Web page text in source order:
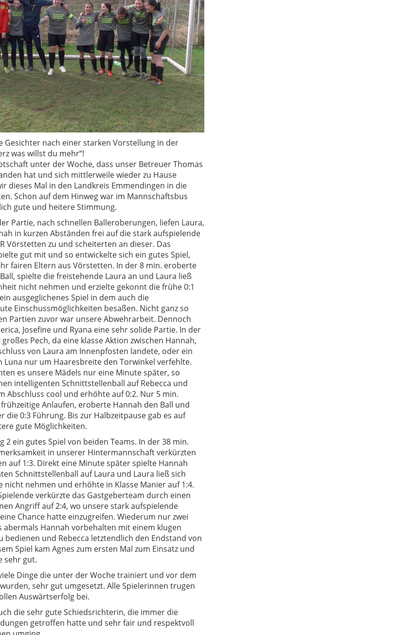
Gesichter nach einer starken Vorstellung in der
was willst du mehr“!
unter der Woche, dass unser Betreuer Thomas
hat und sich mittlerweile wieder zu Hause
dieses Mal in den Landkreis Emmendingen in die
Schon auf dem Hinweg war im Mannschaftsbus
gute und heitere Stimmung.
Partie, nach schnellen Balleroberungen, liefen Laura,
in kurzen Abständen frei auf die stark aufspielende
Vörstetten zu und scheiterten an dieser. Das
gut mit und so entwickelte sich ein gutes Spiel,
fairen Eltern aus Vörstetten. In der 8 min. eroberte
spielte die freistehende Laura an und Laura ließ
nicht nehmen und erzielte gekonnt die frühe 0:1
ausgeglichenes Spiel in dem auch die
Einschussmöglichkeiten besaßen. Nicht ganz so
Partien zuvor war unsere Abwehrarbeit. Dennoch
Josefine und Ryana eine sehr solide Partie. In der
Pech, da eine klasse Aktion zwischen Hannah,
von Laura am Innenpfosten landete, oder ein
Luna nur um Haaresbreite den Torwinkel verfehlte.
es unsere Mädels nur eine Minute später, so
intelligenten Schnittstellenball auf Rebecca und
Abschluss cool und erhöhte auf 0:2. Nur 5 min.
Anlaufen, eroberte Hannah den Ball und
die 0:3 Führung. Bis zur Halbzeitpause gab es auf
gute Möglichkeiten.
2 ein gutes Spiel von beiden Teams. In der 38 min.
in unserer Hintermannschaft verkürzten
auf 1:3. Direkt eine Minute später spielte Hannah
Schnittstellenball auf Laura und Laura ließ sich
nicht nehmen und erhöhte in Klasse Manier auf 1:4.
verkürzte das Gastgeberteam durch einen
Angriff auf 2:4, wo unsere stark aufspielende
Chance hatte einzugreifen. Wiederum nur zwei
abermals Hannah vorbehalten mit einem klugen
bedienen und Rebecca letztendlich den Endstand von
Spiel kam Agnes zum ersten Mal zum Einsatz und
sehr gut.
Dinge die unter der Woche trainiert und vor dem
sehr gut umgesetzt. Alle Spielerinnen trugen
Auswärtserfolg bei.
die sehr gute Schiedsrichterin, die immer die
getroffen hatte und sehr fair und respektvoll